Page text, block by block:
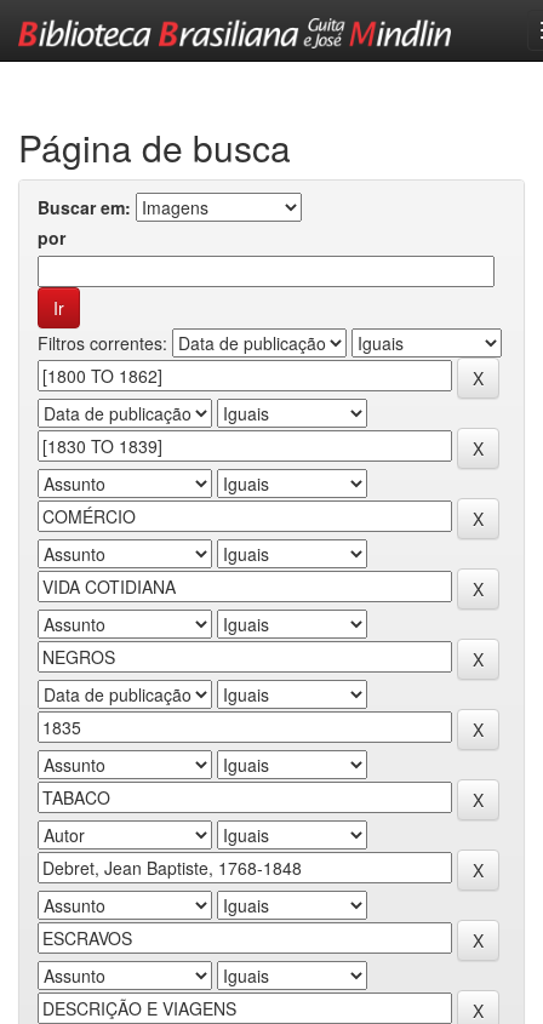
Página de busca
Buscar em:
por
Filtros correntes: